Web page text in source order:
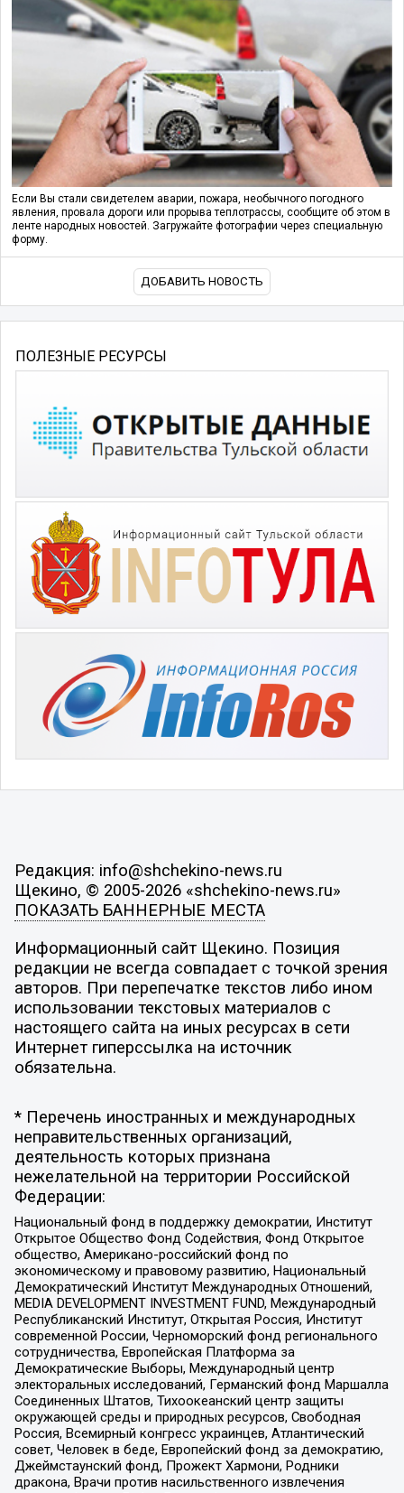
Если Вы стали свидетелем аварии, пожара, необычного погодного
явления, провала дороги или прорыва теплотрассы, сообщите об этом в
ленте народных новостей. Загружайте фотографии через специальную
форму.
ДОБАВИТЬ НОВОСТЬ
ПОЛЕЗНЫЕ РЕСУРСЫ
Редакция: info@shchekino-news.ru
Щекино, © 2005-2026 «shchekino-news.ru»
ПОКАЗАТЬ БАННЕРНЫЕ МЕСТА
Информационный сайт Щекино. Позиция
редакции не всегда совпадает с точкой зрения
авторов. При перепечатке текстов либо ином
использовании текстовых материалов с
настоящего сайта на иных ресурсах в сети
Интернет гиперссылка на источник
обязательна.
* Перечень иностранных и международных
неправительственных организаций,
деятельность которых признана
нежелательной на территории Российской
Федерации:
Национальный фонд в поддержку демократии, Институт
Открытое Общество Фонд Содействия, Фонд Открытое
общество, Американо-российский фонд по
экономическому и правовому развитию, Национальный
Демократический Институт Международных Отношений,
MEDIA DEVELOPMENT INVESTMENT FUND, Международный
Республиканский Институт, Открытая Россия, Институт
современной России, Черноморский фонд регионального
сотрудничества, Европейская Платформа за
Демократические Выборы, Международный центр
электоральных исследований, Германский фонд Маршалла
Соединенных Штатов, Тихоокеанский центр защиты
окружающей среды и природных ресурсов, Свободная
Россия, Всемирный конгресс украинцев, Атлантический
совет, Человек в беде, Европейский фонд за демократию,
Джеймстаунский фонд, Прожект Хармони, Родники
дракона, Врачи против насильственного извлечения